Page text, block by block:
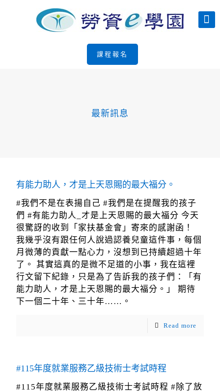
課程報名
最新訊息
有能力助人，才是上天恩賜的最大福分。
#我們不是在表揚自己 #我們是在提醒我的孩子
們 #有能力助人_才是上天恩賜的最大福分 今天
很驚訝的收到「家扶基金會」寄來的感謝函！
我幾乎沒有跟任何人說過認養兒童這件事，每個
月微薄的貢獻一點心力，沒想到已持續超過十年
了。 其實這真的是微不足道的小事，我在這裡
行文留下紀錄，只是為了告訴我的孩子們：「有
能力助人，才是上天恩賜的最大福分。」 期待
下一個二十年、三十年……。
Read more
#115年度就業服務乙級技術士考試時程
#115年度就業服務乙級技術士考試時程 #除了放